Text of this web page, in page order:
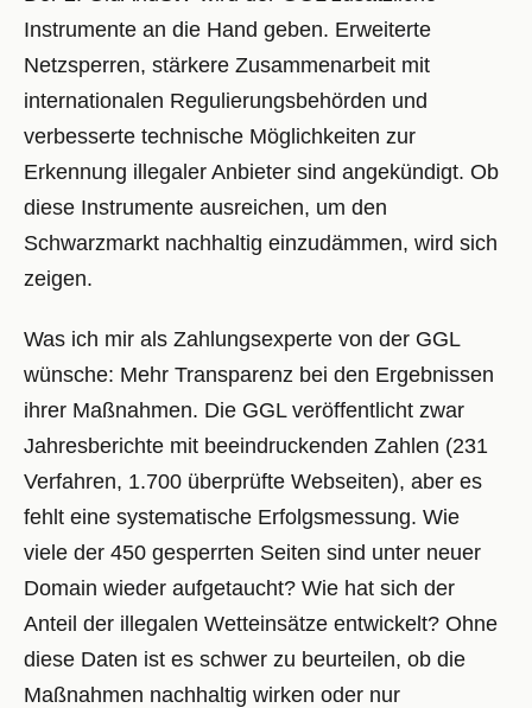
Instrumente an die Hand geben. Erweiterte
Netzsperren, stärkere Zusammenarbeit mit
internationalen Regulierungsbehörden und
verbesserte technische Möglichkeiten zur
Erkennung illegaler Anbieter sind angekündigt. Ob
diese Instrumente ausreichen, um den
Schwarzmarkt nachhaltig einzudämmen, wird sich
zeigen.
Was ich mir als Zahlungsexperte von der GGL
wünsche: Mehr Transparenz bei den Ergebnissen
ihrer Maßnahmen. Die GGL veröffentlicht zwar
Jahresberichte mit beeindruckenden Zahlen (231
Verfahren, 1.700 überprüfte Webseiten), aber es
fehlt eine systematische Erfolgsmessung. Wie
viele der 450 gesperrten Seiten sind unter neuer
Domain wieder aufgetaucht? Wie hat sich der
Anteil der illegalen Wetteinsätze entwickelt? Ohne
diese Daten ist es schwer zu beurteilen, ob die
Maßnahmen nachhaltig wirken oder nur